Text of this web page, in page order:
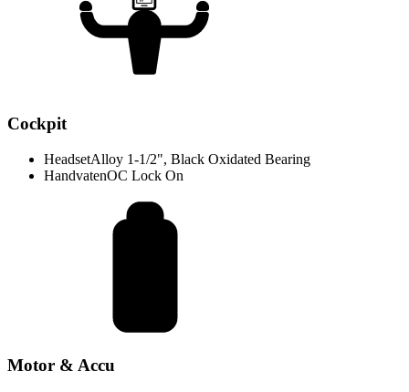
Cockpit
HeadsetAlloy 1-1/2", Black Oxidated Bearing
HandvatenOC Lock On
Motor & Accu